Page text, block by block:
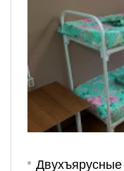
Двухъярусные